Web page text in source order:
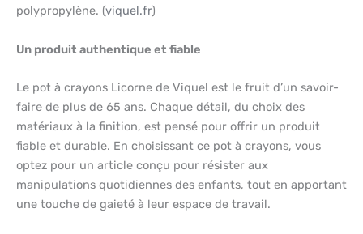
polypropylène. (viquel.fr)
Un produit authentique et fiable
Le pot à crayons Licorne de Viquel est le fruit d’un savoir-
faire de plus de 65 ans. Chaque détail, du choix des
matériaux à la finition, est pensé pour offrir un produit
fiable et durable. En choisissant ce pot à crayons, vous
optez pour un article conçu pour résister aux
manipulations quotidiennes des enfants, tout en apportant
une touche de gaieté à leur espace de travail.